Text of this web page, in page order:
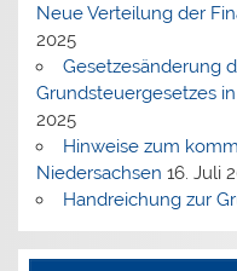
Neue Verteilung der
2025
Gesetzesänderung
Grundsteuergesetzes
2025
Hinweise zum
Niedersachsen 16. Juli
Handreichung zur